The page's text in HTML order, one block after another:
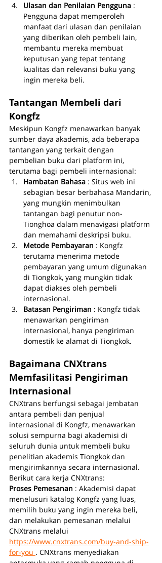
Ulasan dan Penilaian Pengguna :
Pengguna dapat memperoleh
manfaat dari ulasan dan penilaian
yang diberikan oleh pembeli lain,
membantu mereka membuat
keputusan yang tepat tentang
kualitas dan relevansi buku yang
ingin mereka beli.
Tantangan Membeli dari
Kongfz
Meskipun Kongfz menawarkan banyak
sumber daya akademis, ada beberapa
tantangan yang terkait dengan
pembelian buku dari platform ini,
terutama bagi pembeli internasional:
Hambatan Bahasa : Situs web ini
sebagian besar berbahasa Mandarin,
yang mungkin menimbulkan
tantangan bagi penutur non-
Tionghoa dalam menavigasi platform
dan memahami deskripsi buku.
Metode Pembayaran : Kongfz
terutama menerima metode
pembayaran yang umum digunakan
di Tiongkok, yang mungkin tidak
dapat diakses oleh pembeli
internasional.
Batasan Pengiriman : Kongfz tidak
menawarkan pengiriman
internasional, hanya pengiriman
domestik ke alamat di Tiongkok.
Bagaimana CNXtrans
Memfasilitasi Pengiriman
Internasional
CNXtrans berfungsi sebagai jembatan
antara pembeli dan penjual
internasional di Kongfz, menawarkan
solusi sempurna bagi akademisi di
seluruh dunia untuk membeli buku
penelitian akademis Tiongkok dan
mengirimkannya secara internasional.
Berikut cara kerja CNXtrans:
Proses Pemesanan : Akademisi dapat
menelusuri katalog Kongfz yang luas,
memilih buku yang ingin mereka beli,
dan melakukan pemesanan melalui
CNXtrans melalui
https://www.cnxtrans.com/buy-and-ship-
for-you . CNXtrans menyediakan